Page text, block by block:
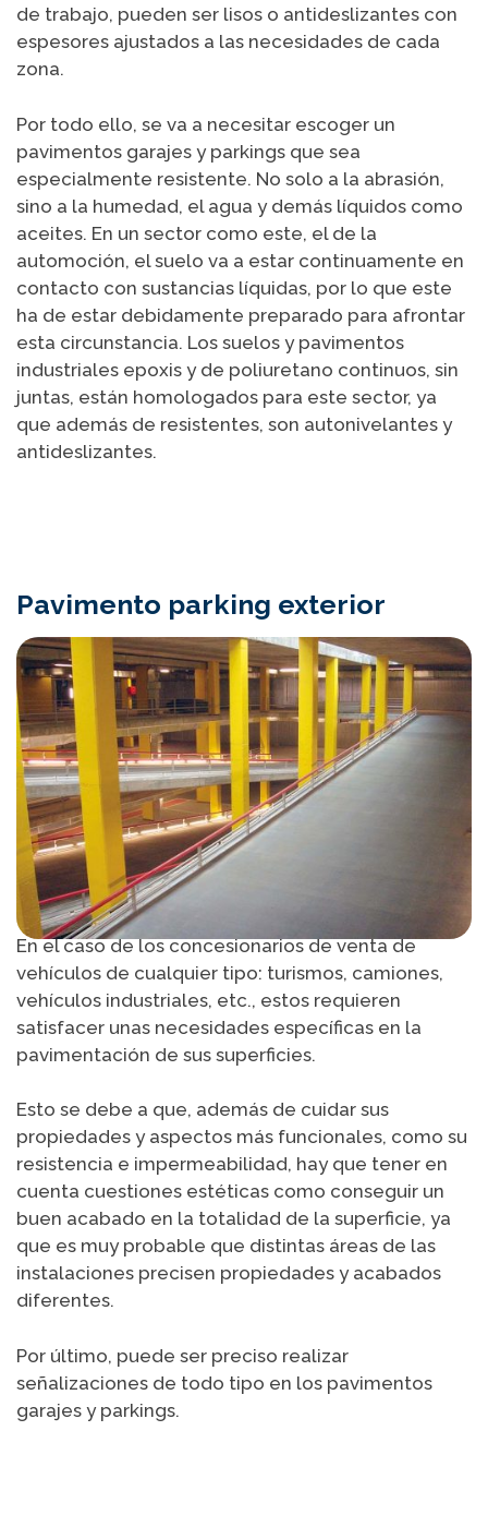
de trabajo, pueden ser lisos o antideslizantes con
espesores ajustados a las necesidades de cada
zona.
Por todo ello, se va a necesitar escoger un
pavimentos garajes y parkings que sea
especialmente resistente. No solo a la abrasión,
sino a la humedad, el agua y demás líquidos como
aceites. En un sector como este, el de la
automoción, el suelo va a estar continuamente en
contacto con sustancias líquidas, por lo que este
ha de estar debidamente preparado para afrontar
esta circunstancia. Los suelos y pavimentos
industriales epoxis y de poliuretano continuos, sin
juntas, están homologados para este sector, ya
que además de resistentes, son autonivelantes y
antideslizantes.
Pavimento parking exterior
En el caso de los concesionarios de venta de
vehículos de cualquier tipo: turismos, camiones,
vehículos industriales, etc., estos requieren
satisfacer unas necesidades específicas en la
pavimentación de sus superficies.
Esto se debe a que, además de cuidar sus
propiedades y aspectos más funcionales, como su
resistencia e impermeabilidad, hay que tener en
cuenta cuestiones estéticas como conseguir un
buen acabado en la totalidad de la superficie, ya
que es muy probable que distintas áreas de las
instalaciones precisen propiedades y acabados
diferentes.
Por último, puede ser preciso realizar
señalizaciones de todo tipo en los pavimentos
garajes y parkings.